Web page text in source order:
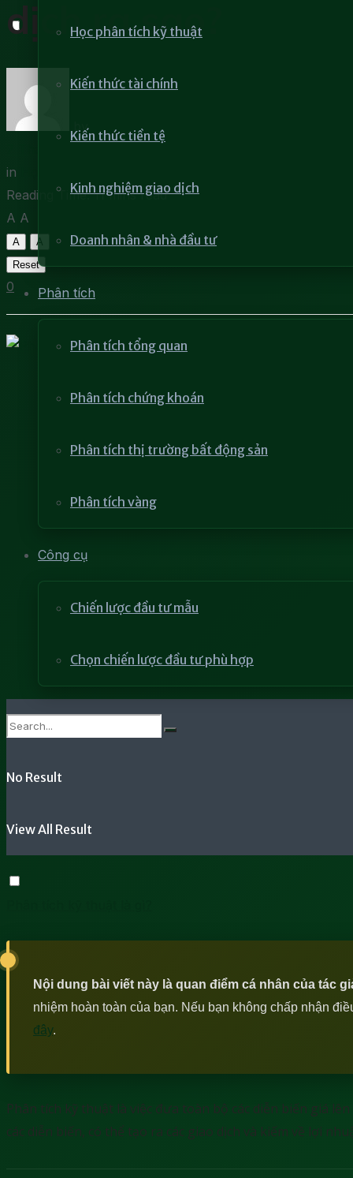
Học phân tích kỹ thuật
Kiến thức tài chính
Kiến thức tiền tệ
Kinh nghiệm giao dịch
Doanh nhân & nhà đầu tư
Phân tích
Phân tích tổng quan
Phân tích chứng khoán
Phân tích thị trường bất động sản
Phân tích vàng
Công cụ
Chiến lược đầu tư mẫu
Chọn chiến lược đầu tư phù hợp
No Result
View All Result
dịch ra sao?
by
Hoài Phong
in
Reading Time: 11 mins read
A A
A
A
Reset
0
Nội dung bài viết này là quan điểm cá nhân của tác
nhiệm hoàn toàn của bạn. Nếu bạn không chấp nhận
đây.
Phân tích kỹ thuật là việc đưa toàn bộ các diễn biến giá
các diễn biến, có thể tạo ra các giao dịch và kiếm về lợi